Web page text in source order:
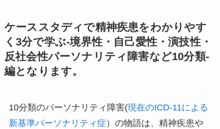
ケーススタディで精神疾患をわかりやす
く3分で学ぶ-境界性・自己愛性・演技性・
反社会性パーソナリティ障害など10分類-
編となります。
10分類のパーソナリティ障害(現在のICD-11による
新基準パーソナリティ症 ）の物語は、精神疾患や